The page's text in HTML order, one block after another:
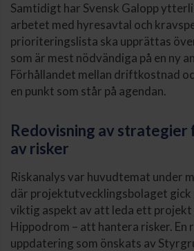
Samtidigt har Svensk Galopp
arbetet med hyresavtal och
prioriteringslista ska upprättas
som är mest nödvändiga på en ny
Förhållandet mellan driftkostnad
en punkt som står på agendan.
Redovisning av strategier
av risker
Riskanalys var huvudtemat under
där projektutvecklingsbolaget gick
viktig aspekt av att leda ett projekt
Hippodrom – att hantera risker. En
uppdatering som önskats av